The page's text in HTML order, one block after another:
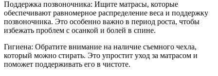
Поддержка позвоночника: Ищите матрасы, которые
обеспечивают равномерное распределение веса и поддержку
позвоночника. Это особенно важно в период роста, чтобы
избежать проблем с осанкой и болей в спине.
Гигиена: Обратите внимание на наличие съемного чехла,
который можно стирать. Это упростит уход за матрасом и
поможет поддерживать его в чистоте.